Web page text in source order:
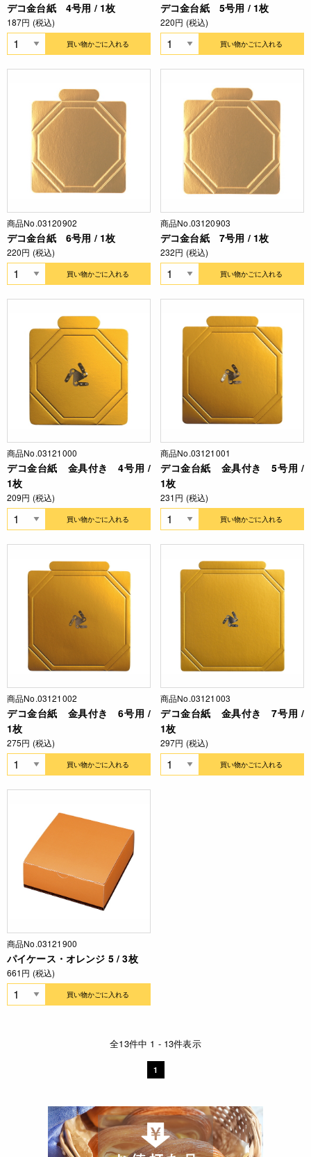
デコ金台紙 4号用 / 1枚
187円 (税込)
買い物かごに入れる
デコ金台紙 5号用 / 1枚
220円 (税込)
買い物かごに入れる
商品No.03120902
デコ金台紙 6号用 / 1枚
220円 (税込)
買い物かごに入れる
商品No.03120903
デコ金台紙 7号用 / 1枚
232円 (税込)
買い物かごに入れる
商品No.03121000
デコ金台紙 金具付き 4号用 /
1枚
209円 (税込)
買い物かごに入れる
商品No.03121001
デコ金台紙 金具付き 5号用 /
1枚
231円 (税込)
買い物かごに入れる
商品No.03121002
デコ金台紙 金具付き 6号用 /
1枚
275円 (税込)
買い物かごに入れる
商品No.03121003
デコ金台紙 金具付き 7号用 /
1枚
297円 (税込)
買い物かごに入れる
商品No.03121900
パイケース・オレンジ 5 / 3枚
661円 (税込)
買い物かごに入れる
全13件中 1 - 13件表示
1